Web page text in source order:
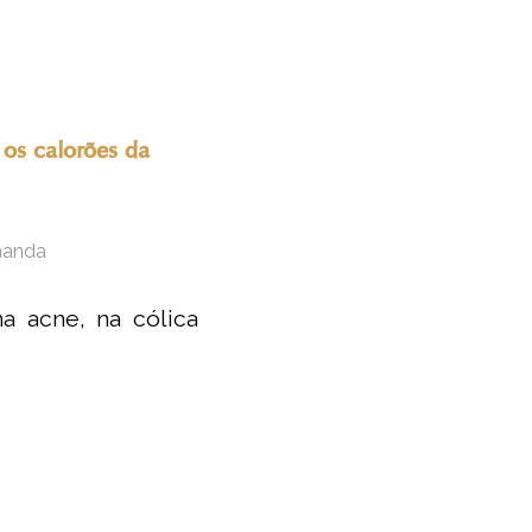
calorões da
acne, na cólica